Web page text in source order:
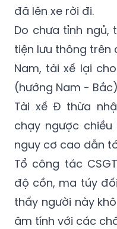
đã lên xe rời đi.
Do chưa tỉnh ngủ,
tiện lưu thông trên
Nam, tài xế lại
(hướng Nam -
Tài xế Đ thừa
chạy ngược
nguy cơ cao dẫn
Tổ công tác
độ cồn, ma túy
thấy người này
âm tính với các